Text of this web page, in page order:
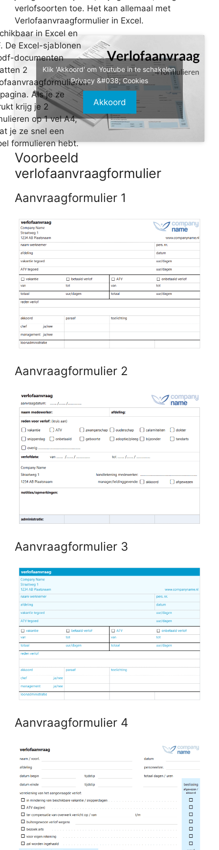
verlofsoorten toe. Het kan allemaal met
Verlofaanvraagformulier in Excel.
in Excel en
De Excel-sjablonen
documenten
2
Als je ze
krijg je 2
op 1 vel A4,
je ze snel een
formulieren hebt.
Klik 'Akkoord' om Youtube in te schakelen
Privacy &#038; Cookies
Akkoord
Voorbeeld
verlofaanvraagformulier
Aanvraagformulier 1
Aanvraagformulier 2
Aanvraagformulier 3
Aanvraagformulier 4